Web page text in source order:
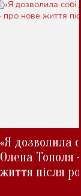
«Я дозволила
Олена Тополя
життя після